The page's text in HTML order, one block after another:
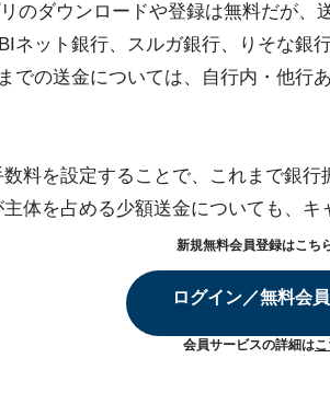
のダウンロードや登録は無料だが、
ネット銀行、スルガ銀行、りそな銀
での送金については、自行内・他行
料を設定することで、これまで銀
体を占める少額送金についても、キ
新規無料会員登録はこち
ログイン／無料会
会員サービスの詳細は